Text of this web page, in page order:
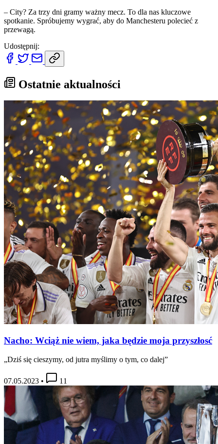
– City? Za trzy dni gramy ważny mecz. To dla nas kluczowe
spotkanie. Spróbujemy wygrać, aby do Manchesteru polecieć z
przewagą.
Udostępnij:
Ostatnie aktualności
Nacho: Wciąż nie wiem, jaka będzie moja przyszłosć
„Dziś się cieszymy, od jutra myślimy o tym, co dalej”
07.05.2023 • 11